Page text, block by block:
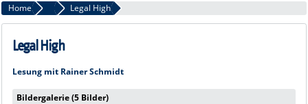
LITERATURSUCHE
SERVICE
INFORMATIONSKOMPETENZ
PUBLIZIEREN
NEU HIER?
Home 2019 Legal High
Legal High
Lesung mit Rainer Schmidt
Bildergalerie (5 Bilder)